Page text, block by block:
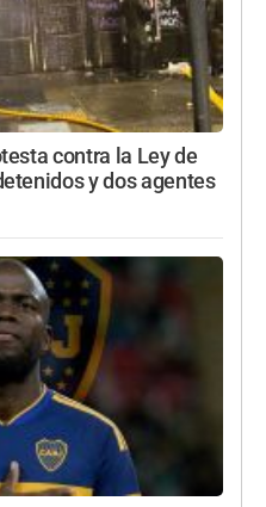
contra la Ley de
y dos agentes